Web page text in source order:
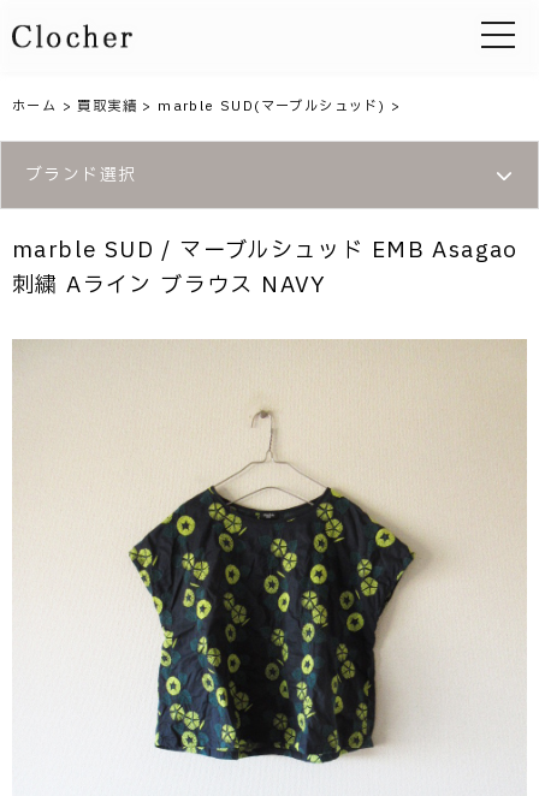
toggle
ホーム >買取実績 > marble SUD(マーブルシュッド) >
ブランド選択
marble SUD / マーブルシュッド EMB Asagao
刺繍 Aライン ブラウス NAVY